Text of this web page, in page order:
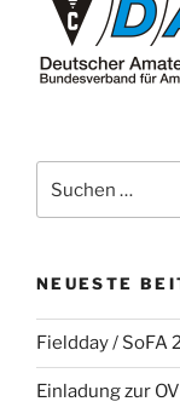
nach:
NEUESTE
Fieldday / SoFA
Einladung zur